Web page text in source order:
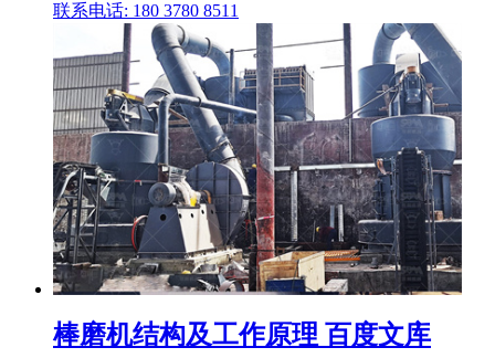
联系电话: 180 3780 8511
棒磨机结构及工作原理 百度文库